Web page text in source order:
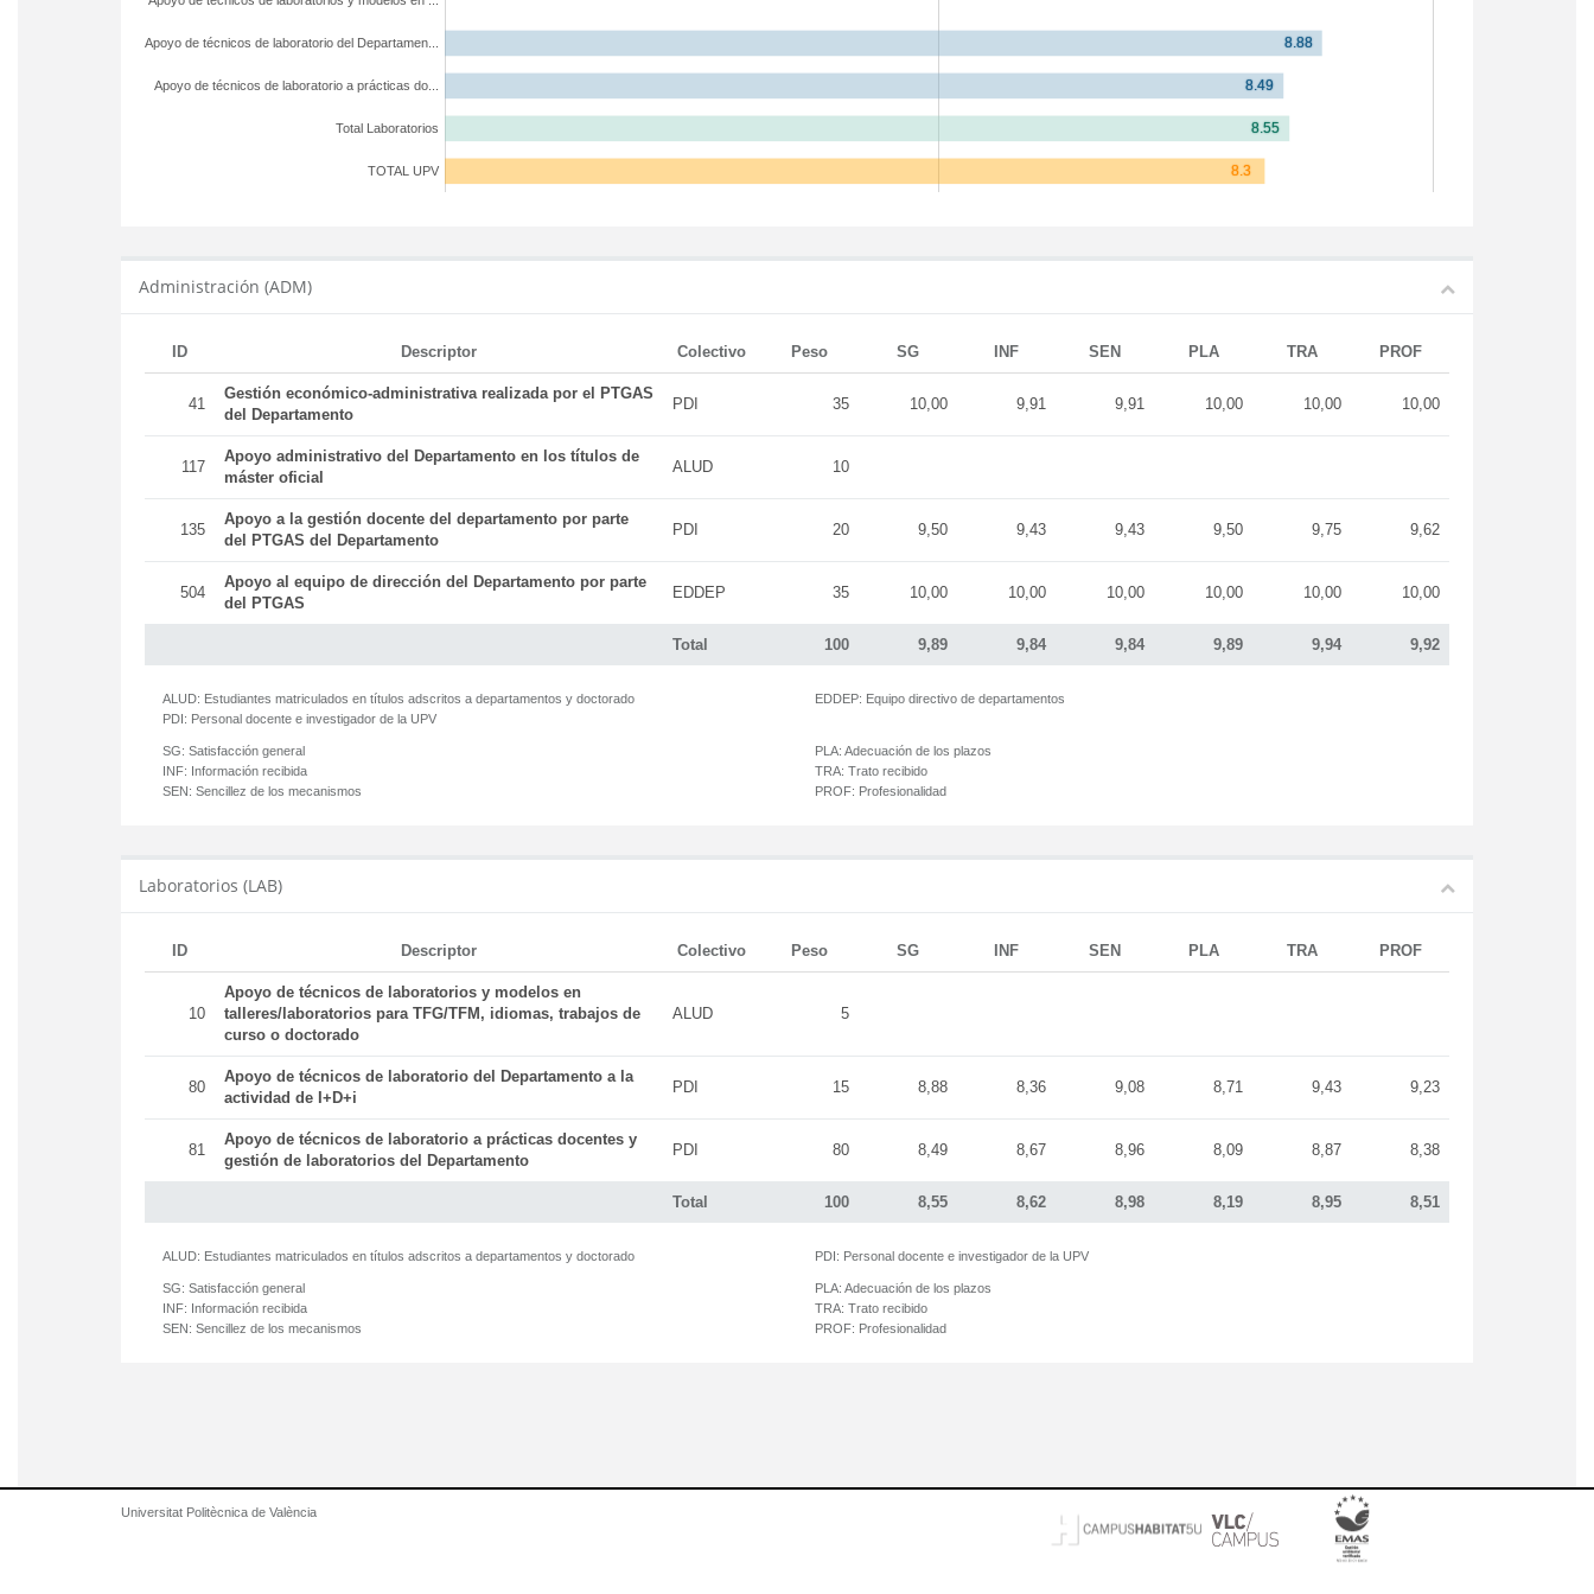
TOTAL UPV
Total Laboratorios
Apoyo de técnicos de laboratorio a prácticas do...
Apoyo de técnicos de laboratorio del Departamen...
Administración (ADM)
ID Descriptor Colectivo Peso SG INF SEN PLA TRA PROF
Total 100 9,89 9,84 9,84 9,89 9,94 9,92
41
Gestión económico-administrativa realizada por el PTGAS
del Departamento
PDI 35 10,00 9,91 9,91 10,00 10,00 10,00
117
Apoyo administrativo del Departamento en los títulos de
máster oficial
ALUD 10
135
Apoyo a la gestión docente del departamento por parte
del PTGAS del Departamento
PDI 20 9,50 9,43 9,43 9,50 9,75 9,62
504
Apoyo al equipo de dirección del Departamento por parte
del PTGAS
EDDEP 35 10,00 10,00 10,00 10,00 10,00 10,00
ALUD: Estudiantes matriculados en títulos adscritos a departamentos y doctorado
PDI: Personal docente e investigador de la UPV
EDDEP: Equipo directivo de departamentos
SG: Satisfacción general
INF: Información recibida
SEN: Sencillez de los mecanismos
PLA: Adecuación de los plazos
TRA: Trato recibido
PROF: Profesionalidad
Laboratorios (LAB)
ID Descriptor Colectivo Peso SG INF SEN PLA TRA PROF
Total 100 8,55 8,62 8,98 8,19 8,95 8,51
10
Apoyo de técnicos de laboratorios y modelos en
talleres/laboratorios para TFG/TFM, idiomas, trabajos de
curso o doctorado
ALUD 5
80
Apoyo de técnicos de laboratorio del Departamento a la
actividad de I+D+i
PDI 15 8,88 8,36 9,08 8,71 9,43 9,23
81
Apoyo de técnicos de laboratorio a prácticas docentes y
gestión de laboratorios del Departamento
PDI 80 8,49 8,67 8,96 8,09 8,87 8,38
ALUD: Estudiantes matriculados en títulos adscritos a departamentos y doctorado PDI: Personal docente e investigador de la UPV
SG: Satisfacción general
INF: Información recibida
SEN: Sencillez de los mecanismos
PLA: Adecuación de los plazos
TRA: Trato recibido
PROF: Profesionalidad
Universitat Politècnica de València